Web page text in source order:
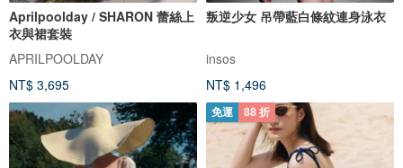
Aprilpoolday / SHARON 蕾絲上
衣與裙套裝
APRILPOOLDAY
NT$ 3,695
叛逆少女 吊帶藍白條紋連身泳衣
insos
NT$ 1,496
免運 88 折